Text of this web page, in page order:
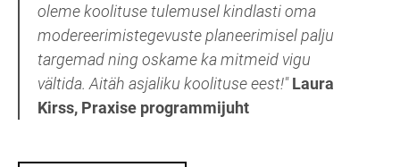
oleme koolituse tulemusel kindlasti oma
modereerimistegevuste planeerimisel palju
targemad ning oskame ka mitmeid vigu
vältida. Aitäh asjaliku koolituse eest!"Laura
Kirss, Praxise programmijuht